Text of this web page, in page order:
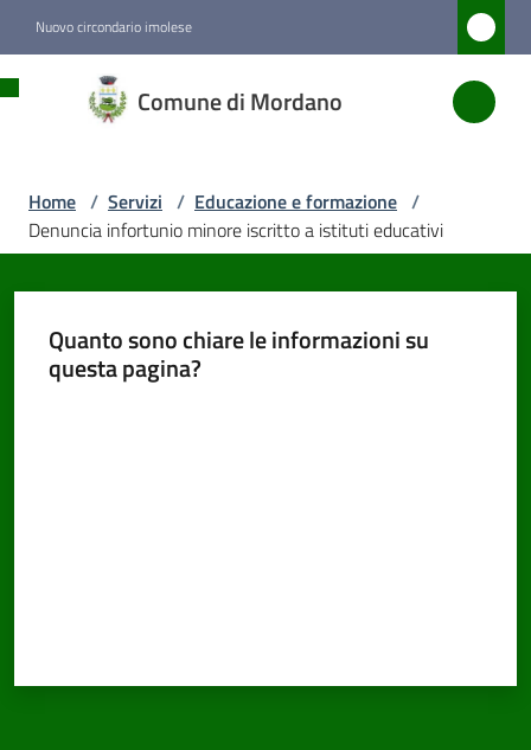
Nuovo circondario imolese
Comune di Mordano
di
Amministrazione
Servizi
Home / Servizi / Educazione e formazione /
Denuncia infortunio minore iscritto a istituti educativi
Quanto sono chiare le informazioni su
questa pagina?